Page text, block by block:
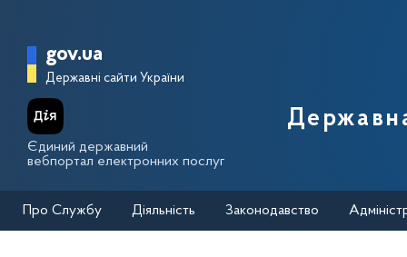
Головна сторінка Державної
gov.ua
Державні сайти України
Єдиний державний
вебпортал електронних послуг
Про Службу Діяльність Законодавство